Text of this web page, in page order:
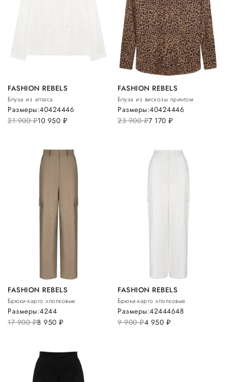
FASHION REBELS
Блуза из атласа
21 900руб.10 950 руб.
Размеры:40424446
FASHION REBELS
Блуза из вискозы принтом
23 900руб.7 170руб.
Размеры:40424446
FASHION REBELS
Брюки-карго хлопковые
17 900руб.8 950 руб.
Размеры:4244
FASHION REBELS
Брюки-карго хлопковые
9 900руб.4 950 руб.
Размеры:42444648